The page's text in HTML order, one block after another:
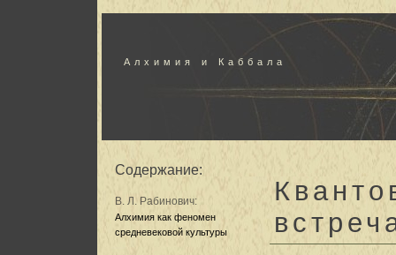
Алхимия и Каббала
Содержание:
В. Л. Рабинович:
Алхимия как феномен
средневековой культуры